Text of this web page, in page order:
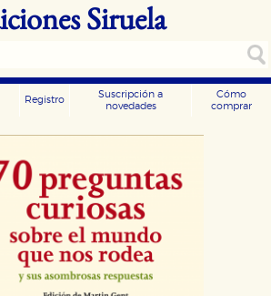
Siruela
Registro
Suscripción a
novedades
Cómo
comprar